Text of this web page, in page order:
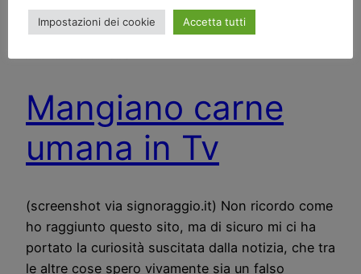
Mangiano carne
umana in Tv
(screenshot via signoraggio.it) Non ricordo come
ho raggiunto questo sito, ma di sicuro mi ci ha
portato la curiosità suscitata dalla notizia, che tra
le altre cose spero vivamente sia un falso
Impostazioni dei cookie Accetta tutti